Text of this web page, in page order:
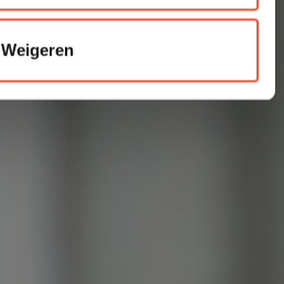
Weigeren